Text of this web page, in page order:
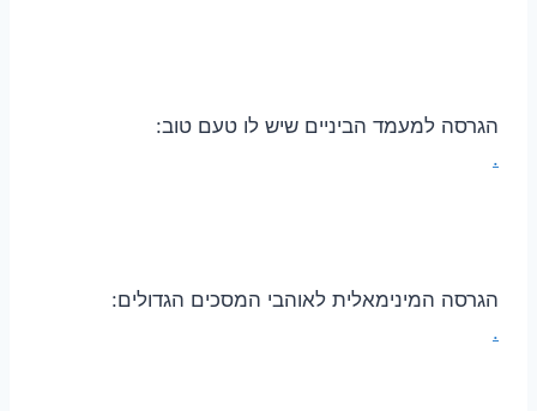
הגרסה למעמד הביניים שיש לו טעם טוב:
.
הגרסה המינימאלית לאוהבי המסכים הגדולים:
.